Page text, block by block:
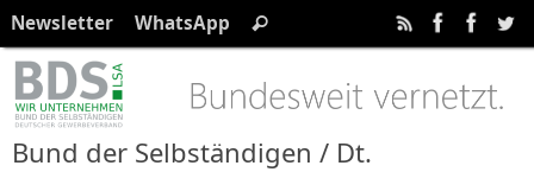
Zum
Inhalt
springen
Newsletter WhatsApp
nach:
Suchen
Bund der Selbständigen / Dt.